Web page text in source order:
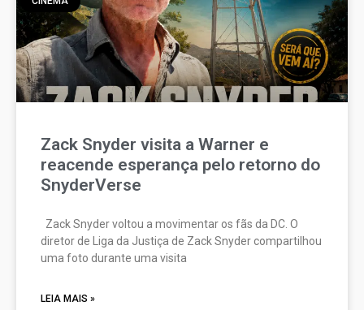
Zack Snyder visita a Warner e
reacende esperança pelo retorno do
SnyderVerse
Zack Snyder voltou a movimentar os fãs da DC. O
diretor de Liga da Justiça de Zack Snyder compartilhou
uma foto durante uma visita
LEIA MAIS »